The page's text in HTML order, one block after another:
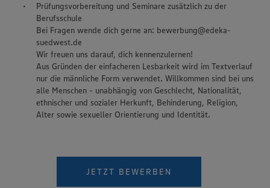
Wir setzen Cookies und andere Technologien ein, um Ihnen
Prüfungsvorbereitung und Seminare zusätzlich zu der
Berufsschule
Bei Fragen wende dich gerne an: bewerbung@edeka-
suedwest.de
Wir freuen uns darauf, dich kennenzulernen!
Aus Gründen der einfacheren Lesbarkeit wird im Textverlauf
nur die männliche Form verwendet. Willkommen sind bei uns
alle Menschen - unabhängig von Geschlecht, Nationalität,
ethnischer und sozialer Herkunft, Behinderung, Religion,
Alter sowie sexueller Orientierung und Identität.
JETZT BEWERBEN